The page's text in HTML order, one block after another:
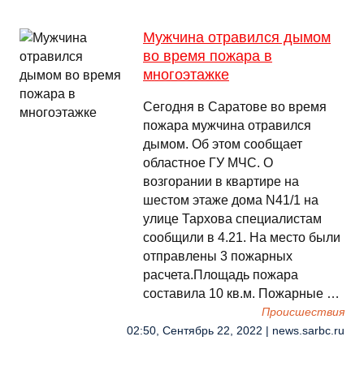
Мужчина отравился дымом
во время пожара в
многоэтажке
Сегодня в Саратове во время
пожара мужчина отравился
дымом. Об этом сообщает
областное ГУ МЧС. О
возгорании в квартире на
шестом этаже дома N41/1 на
улице Тархова специалистам
сообщили в 4.21. На место были
отправлены 3 пожарных
расчета.Площадь пожара
составила 10 кв.м. Пожарные …
Происшествия
02:50, Сентябрь 22, 2022 | news.sarbc.ru